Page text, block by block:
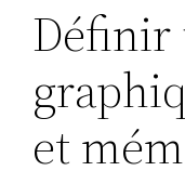
Définir
et